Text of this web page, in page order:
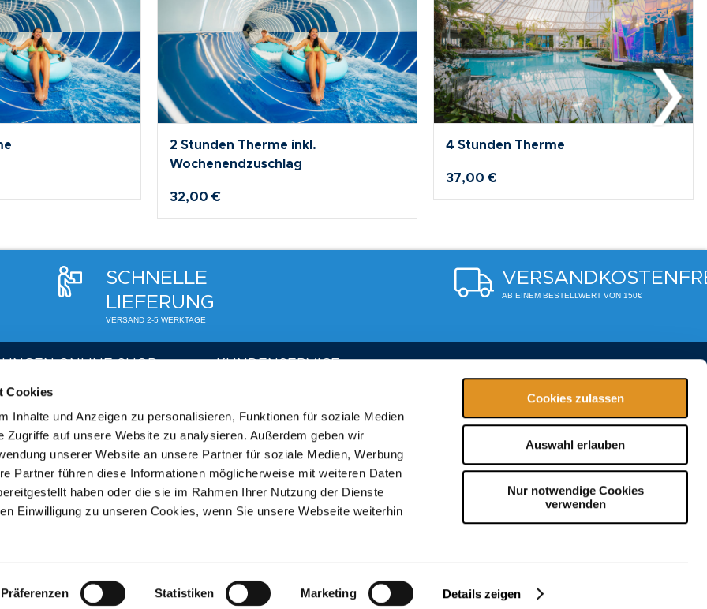
Cookies
Inhalte und Anzeigen zu personalisieren, Funktionen für soziale Medien
Zugriffe auf unsere Website zu analysieren. Außerdem geben wir
unserer Website an unsere Partner für soziale Medien, Werbung
Partner führen diese Informationen möglicherweise mit weiteren Daten
haben oder die sie im Rahmen Ihrer Nutzung der Dienste
Einwilligung zu unseren Cookies, wenn Sie unsere Webseite weiterhin
Präferenzen Statistiken Marketing Details zeigen
Cookies zulassen
Auswahl erlauben
Nur notwendige Cookies
verwenden
6 Stunden Therme inkl.
Wochenendzuschlag
56,00 €
1 Tag Therme
52,00 €
SCHNELLE
LIEFERUNG
VERSAND 2-5 WERKTAGE
AB EINEM BESTELLWERT VON 150€
| Login
& Widerruf
Mo. - Fr. 09:00 - 17:00 h
E-Mail:gutscheine@therme-erding.de
THERME ERDING NEWSLETTER
Melden Sie sich für unseren Newsletter an und bleiben Sie